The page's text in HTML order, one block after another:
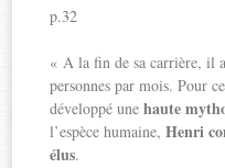
p.32
« A la fin de sa carrière, il
personnes par mois. Pour
développé unehaute
l’espèce humaine,Henri
élus.